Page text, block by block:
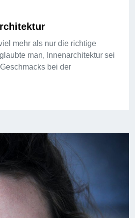
mehr als nur die richtige
man, Innenarchitektur sei
bei der